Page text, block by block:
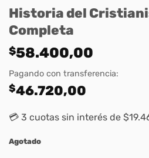
Historia del
Completa
$58.400,00
Pagando con transferencia:
$46.720,00
💳 3 cuotas sin interés de
Agotado